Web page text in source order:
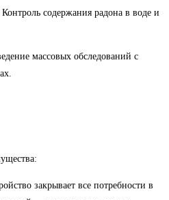
содержания радона в воде и
массовых обследований с
закрывает все потребности в